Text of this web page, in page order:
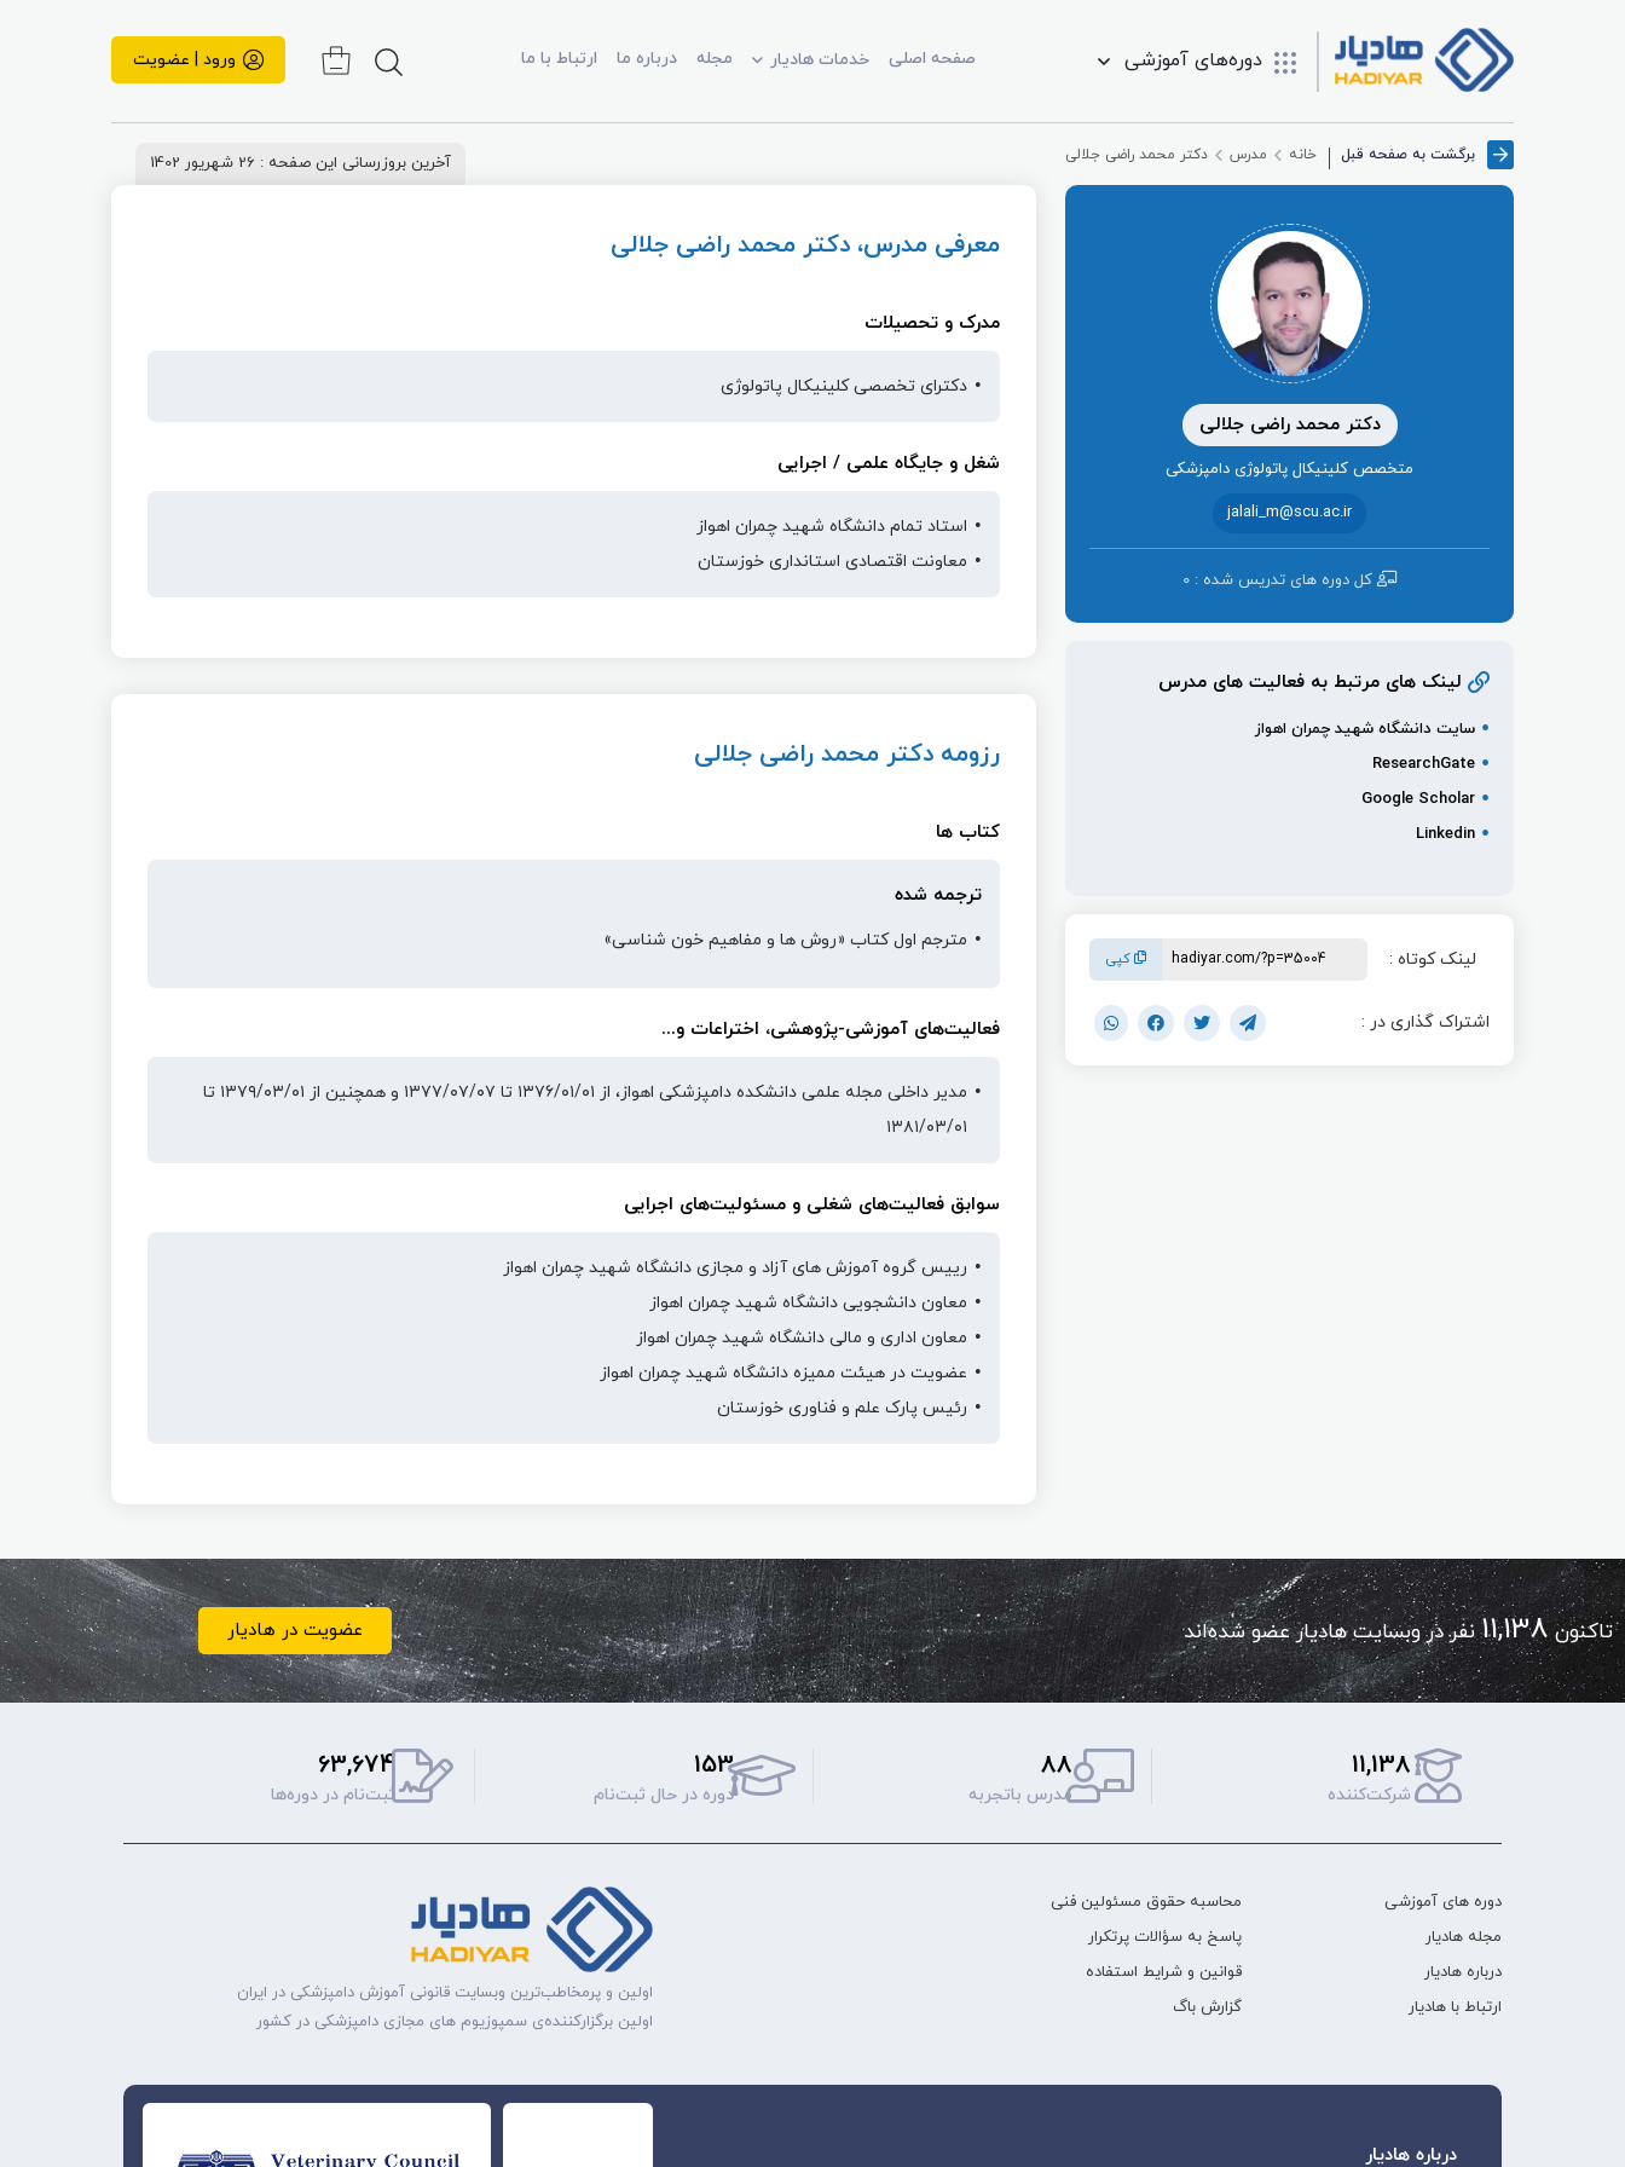
دوره‌های آموزشی صفحه اصلی خدمات هادیار مجله درباره ما ارتباط با ما ورود | عضویت
برگشت به صفحه قبل خانه مدرس دکتر محمد راضی جلالی
دکتر محمد راضی جلالی
متخصص کلینیکال پاتولوژی دامپزشکی
jalali_m@scu.ac.ir
کل دوره ‌های تدریس شده : 0
لینک های مرتبط به فعالیت های مدرس
سایت دانشگاه شهید چمران اهواز
ResearchGate
Google Scholar
Linkedin
لینک کوتاه : کپی
اشتراک گذاری در :
آخرین بروزرسانی این صفحه : 26 شهریور 1402
معرفی مدرس، دکتر محمد راضی جلالی
مدرک و تحصیلات
دکترای تخصصی کلینیکال پاتولوژی
شغل و جایگاه علمی / اجرایی
استاد تمام دانشگاه شهید چمران اهواز
معاونت اقتصادی استانداری خوزستان
رزومه دکتر محمد راضی جلالی
کتاب ها
ترجمه شده
مترجم اول کتاب «روش ها و مفاهیم‌ خون شناسی»
فعالیت‌های آموزشی-پژوهشی، اختراعات و...
مدیر داخلی مجله علمی دانشکده دامپزشکی اهواز، از ۱۳۷۶/۰۱/۰۱ تا ۱۳۷۷/۰۷/۰۷ و همچنین از ۱۳۷۹/۰۳/۰۱ تا
۱۳۸۱/۰۳/۰۱
سوابق فعالیت‌های شغلی و مسئولیت‌های اجرایی
رییس گروه آموزش های آزاد و مجازی دانشگاه شهيد چمران اهواز
معاون دانشجویی دانشگاه شهيد چمران اهواز
معاون اداری و مالی دانشگاه شهيد چمران اهواز
عضویت در هیئت ممیزه دانشگاه شهید چمران اهواز
رئیس پارک علم و فناوری خوزستان
تاکنون11,138نفر در وبسایت هادیار عضو شده‌اند عضویت در هادیار
11,138
شرکت‌کننده
88
مدرس باتجربه
153
دوره‌ در حال ثبت‌نام
63,674
ثبت‌نام‌ در دوره‌ها
دوره های آموزشی
مجله هادیار
درباره هادیار
ارتباط با هادیار
محاسبه حقوق مسئولین فنی
پاسخ به سؤالات پرتکرار
قوانین و شرایط استفاده
گزارش باگ
اولین و پرمخاطب‌ترین وبسایت قانونی آموزش دامپزشکی در ایران
اولین برگزارکننده‌ی سمپوزیوم های مجازی دامپزشکی در کشور
درباره هادیار